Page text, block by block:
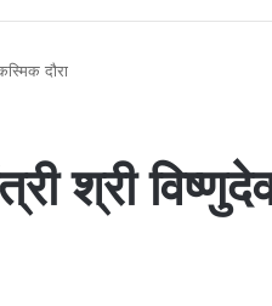
दौरा
श्री